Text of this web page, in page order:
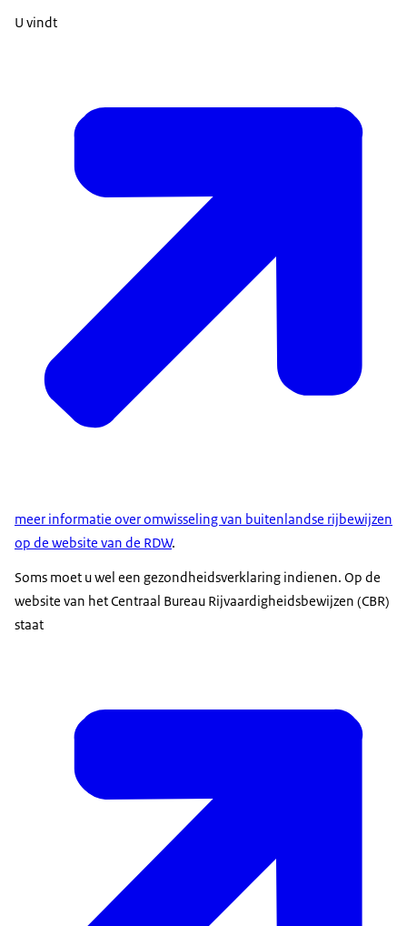
U vindt
meer informatie over omwisseling van buitenlandse rijbewijzen
op de website van de RDW.
Soms moet u wel een gezondheidsverklaring indienen. Op de
website van het Centraal Bureau Rijvaardigheidsbewijzen (CBR)
staat